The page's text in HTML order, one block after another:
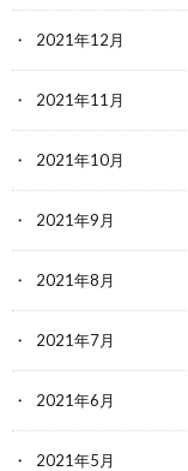
2021年12月
2021年11月
2021年10月
2021年9月
2021年8月
2021年7月
2021年6月
2021年5月